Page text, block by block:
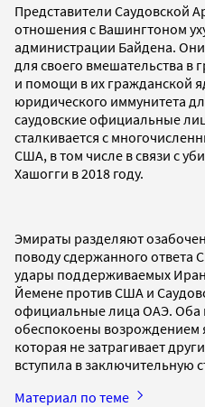
Представители Саудовской
отношения с Вашингтоном
администрации Байдена.
для своего вмешательства в
и помощи в их гражданской
юридического иммунитета
саудовские официальные
сталкивается с
США, в том числе в связи с
Хашогги в 2018 году.
Эмираты разделяют
поводу сдержанного ответа
удары поддерживаемых
Йемене против США и
официальные лица ОАЭ. Оба
обеспокоены возрождением
которая не затрагивает
вступила в заключительную
Материал по теме